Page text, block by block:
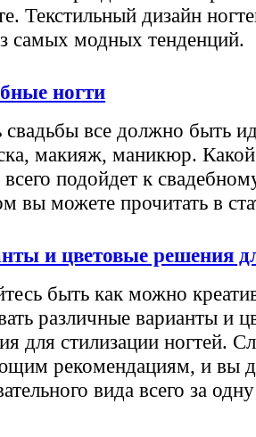
Текстильный дизайн
самых модных тенденций.
ногти
свадьбы все должно быть
макияж, маникюр.
подойдет к
вы можете прочитать в
и цветовые решения
быть как можно
различные варианты и
для стилизации ногтей.
рекомендациям, и вы
вида всего за